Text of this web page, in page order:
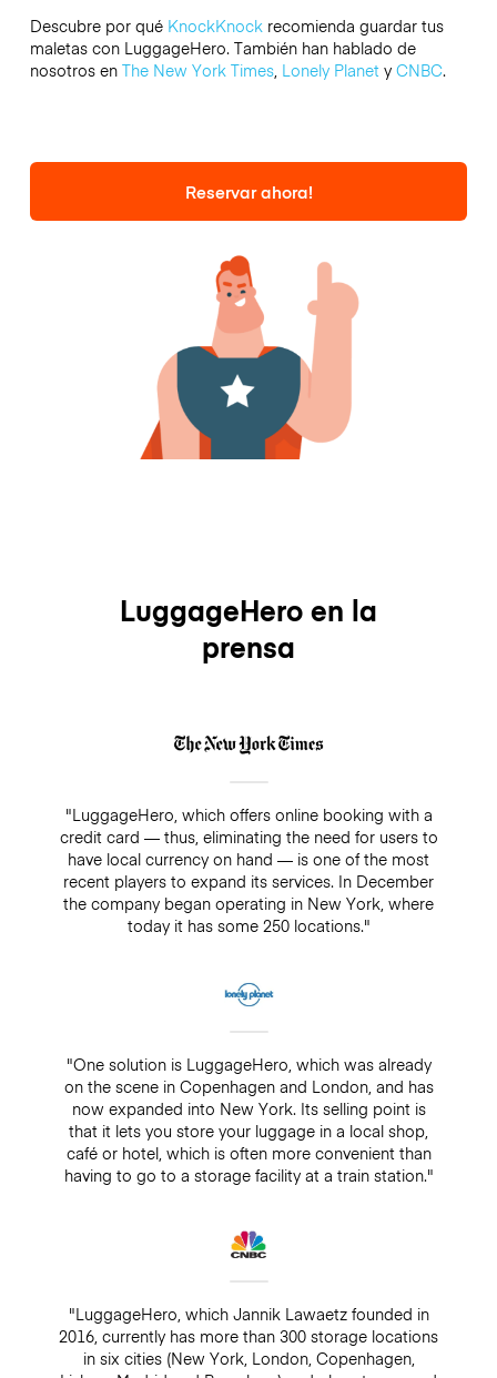
Descubre por qué KnockKnockrecomienda guardar tus
maletas con LuggageHero. También han hablado de
nosotros en The New York Times, Lonely Planety CNBC.
Reservar ahora!
LuggageHero en la
prensa
"LuggageHero, which offers online booking with a
credit card — thus, eliminating the need for users to
have local currency on hand — is one of the most
recent players to expand its services. In December
the company began operating in New York, where
today it has some 250 locations."
"One solution is LuggageHero, which was already
on the scene in Copenhagen and London, and has
now expanded into New York. Its selling point is
that it lets you store your luggage in a local shop,
café or hotel, which is often more convenient than
having to go to a storage facility at a train station."
"LuggageHero, which Jannik Lawaetz founded in
2016, currently has more than 300 storage locations
in six cities (New York, London, Copenhagen,